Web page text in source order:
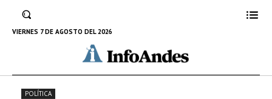
VIERNES 7 DE AGOSTO DEL 2026
dueño de La Jora en su gestión
8 DE FEBRERO DE 2023
POLÍTICA